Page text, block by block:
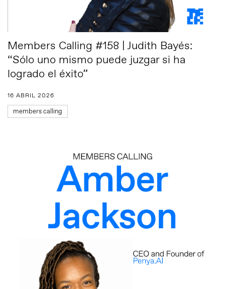
Members Calling #158 | Judith Bayés:
“Sólo uno mismo puede juzgar si ha
logrado el éxito”
16 ABRIL 2026
members calling